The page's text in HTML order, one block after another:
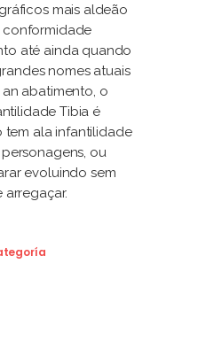
mais aldeão
até ainda quando
nomes atuais
abatimento, o
Tibia é
tem ala infantilidade
ou
evoluindo sem